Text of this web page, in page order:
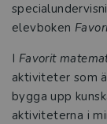
elevboken
I Favorit
aktiviteter som
bygga upp
aktiviteterna i